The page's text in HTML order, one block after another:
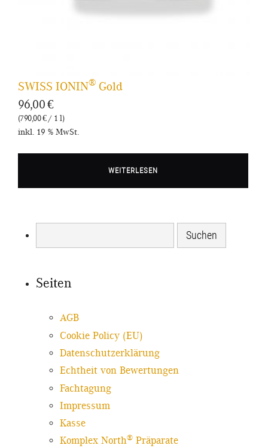
SWISS IONIN® Gold
96,00€
(790,00 € / 1 l)
inkl. 19 % MwSt.
WEITERLESEN
Seiten
AGB
Cookie Policy (EU)
Datenschutzerklärung
Echtheit von Bewertungen
Fachtagung
Impressum
Kasse
Komplex North® Präparate